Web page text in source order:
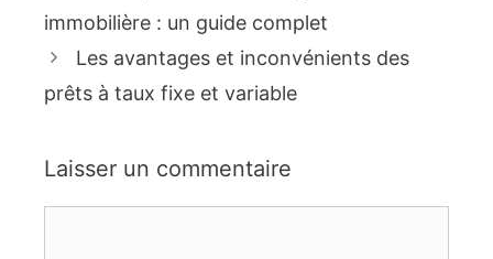
immobilière : un guide complet
Les avantages et inconvénients des
prêts à taux fixe et variable
Laisser un commentaire